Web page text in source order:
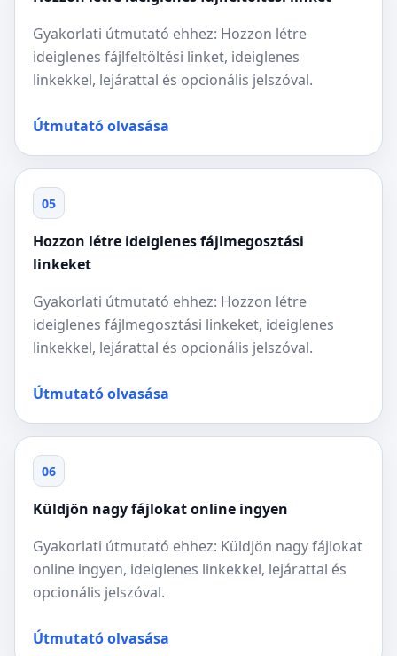
Gyakorlati útmutató ehhez: Hozzon létre
ideiglenes fájlfeltöltési linket, ideiglenes
linkekkel, lejárattal és opcionális jelszóval.
Útmutató olvasása
05
Hozzon létre ideiglenes fájlmegosztási
linkeket
Gyakorlati útmutató ehhez: Hozzon létre
ideiglenes fájlmegosztási linkeket, ideiglenes
linkekkel, lejárattal és opcionális jelszóval.
Útmutató olvasása
06
Küldjön nagy fájlokat online ingyen
Gyakorlati útmutató ehhez: Küldjön nagy fájlokat
online ingyen, ideiglenes linkekkel, lejárattal és
opcionális jelszóval.
Útmutató olvasása